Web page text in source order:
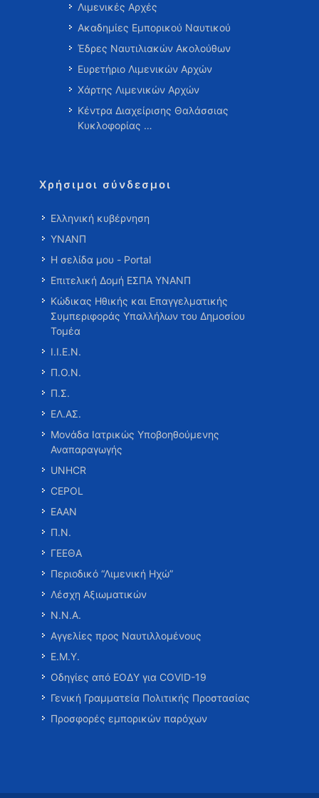
Λιμενικές Αρχές
Ακαδημίες Εμπορικού Ναυτικού
Έδρες Ναυτιλιακών Ακολούθων
Ευρετήριο Λιμενικών Αρχών
Χάρτης Λιμενικών Αρχών
Κέντρα Διαχείρισης Θαλάσσιας
Κυκλοφορίας …
Χρήσιμοι σύνδεσμοι
Ελληνική κυβέρνηση
ΥΝΑΝΠ
Η σελίδα μου - Portal
Επιτελική Δομή ΕΣΠΑ ΥΝΑΝΠ
Κώδικας Ηθικής και Επαγγελματικής
Συμπεριφοράς Υπαλλήλων του Δημοσίου
Τομέα
Ι.Ι.Ε.Ν.
Π.Ο.Ν.
Π.Σ.
ΕΛ.ΑΣ.
Μονάδα Ιατρικώς Υποβοηθούμενης
Αναπαραγωγής
UNHCR
CEPOL
ΕΑΑΝ
Π.Ν.
ΓΕΕΘΑ
Περιοδικό “Λιμενική Ηχώ”
Λέσχη Αξιωματικών
Ν.Ν.Α.
Αγγελίες προς Ναυτιλλομένους
Ε.Μ.Υ.
Οδηγίες από ΕΟΔΥ για COVID-19
Γενική Γραμματεία Πολιτικής Προστασίας
Προσφορές εμπορικών παρόχων